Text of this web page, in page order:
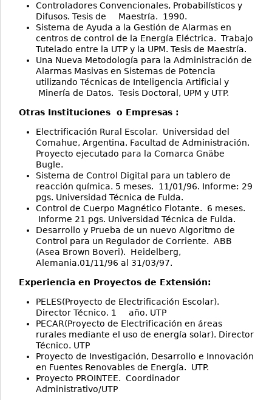
Controladores Convencionales, Probabilísticos y
Difusos. Tesis de Maestría. 1990.
Sistema de Ayuda a la Gestión de Alarmas en
centros de control de la Energía Eléctrica. Trabajo
Tutelado entre la UTP y la UPM. Tesis de Maestría.
Una Nueva Metodología para la Administración de
Alarmas Masivas en Sistemas de Potencia
utilizando Técnicas de Inteligencia Artificial y
Minería de Datos. Tesis Doctoral, UPM y UTP.
Otras Instituciones o Empresas :
Electrificación Rural Escolar. Universidad del
Comahue, Argentina. Facultad de Administración.
Proyecto ejecutado para la Comarca Gnäbe
Bugle.
Sistema de Control Digital para un tablero de
reacción química. 5 meses. 11/01/96. Informe: 29
pgs. Universidad Técnica de Fulda.
Control de Cuerpo Magnético Flotante. 6 meses.
Informe 21 pgs. Universidad Técnica de Fulda.
Desarrollo y Prueba de un nuevo Algoritmo de
Control para un Regulador de Corriente. ABB
(Asea Brown Boveri). Heidelberg,
Alemania.01/11/96 al 31/03/97.
Experiencia en Proyectos de Extensión:
PELES(Proyecto de Electrificación Escolar).
Director Técnico. 1 año. UTP
PECAR(Proyecto de Electrificación en áreas
rurales mediante el uso de energía solar). Director
Técnico. UTP
Proyecto de Investigación, Desarrollo e Innovación
en Fuentes Renovables de Energía. UTP.
Proyecto PROINTEE. Coordinador
Administrativo/UTP